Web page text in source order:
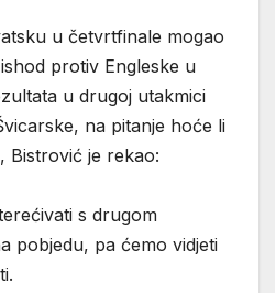
u četvrtfinale mogao
protiv Engleske u
u drugoj utakmici
na pitanje hoće li
Bistrović je rekao:
s drugom
pobjedu, pa ćemo vidjeti